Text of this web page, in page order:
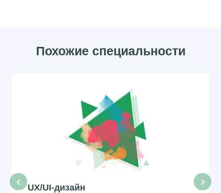
Похожие специальности
‹ UX/UI-дизайн ›